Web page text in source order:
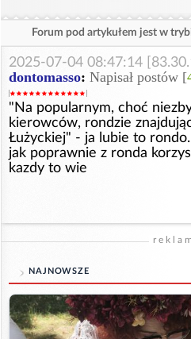
Forum pod artykułem jest w
2025-07-04 08:47:14
dontomasso: Napisał postów [
"Na popularnym, choć
kierowców, rondzie
Łużyckiej" - ja lubie to
jak poprawnie z ronda
kazdy to wie
NAJNOWSZE